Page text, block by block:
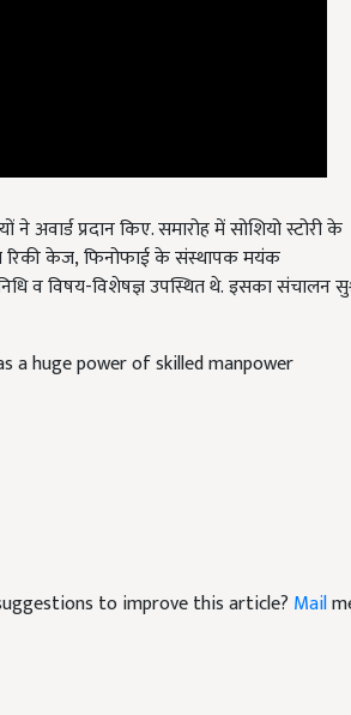
रिकी केज, फिनोफाई के संस्थापक मयंक
व विषय-विशेषज्ञ उपस्थित थे. इसका संचालन सुश्री
to improve this article?